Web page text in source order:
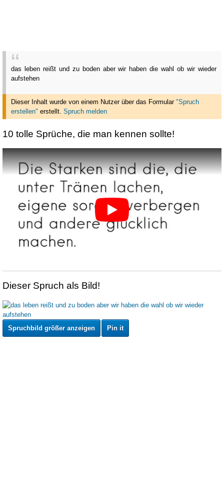
das leben reißt und zu boden aber wir haben die wahl ob wir wieder
aufstehen
Dieser Inhalt wurde von einem Nutzer über das Formular "Spruch
erstellen" erstellt. Spruch melden
10 tolle Sprüche, die man kennen sollte!
Dieser Spruch als Bild!
Spruchbild größer anzeigen Pin it